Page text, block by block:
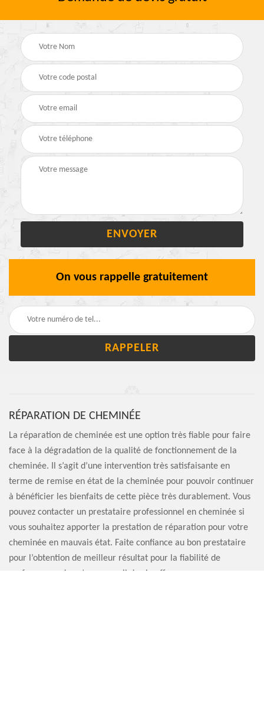
On vous rappelle gratuitement
RÉPARATION DE CHEMINÉE
La réparation de cheminée est une option très fiable pour faire
face à la dégradation de la qualité de fonctionnement de la
cheminée. Il s’agit d’une intervention très satisfaisante en
terme de remise en état de la cheminée pour pouvoir continuer
à bénéficier les bienfaits de cette pièce très durablement. Vous
pouvez contacter un prestataire professionnel en cheminée si
vous souhaitez apporter la prestation de réparation pour votre
cheminée en mauvais état. Faite confiance au bon prestataire
pour l’obtention de meilleur résultat pour la fiabilité de
performance de votre appareil de chauffage.